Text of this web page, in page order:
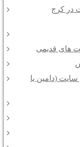
در کرج
های قدیمی
(دامین یا